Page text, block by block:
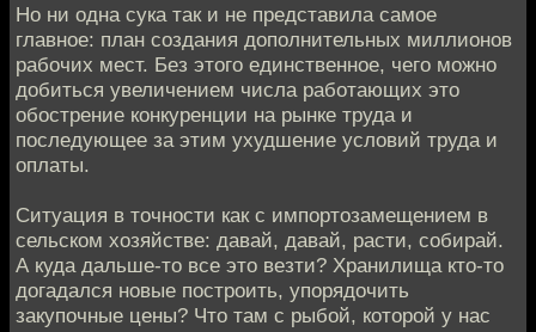
Но ни одна сука так и не представила самое
главное: план создания дополнительных миллионов
рабочих мест. Без этого единственное, чего можно
добиться увеличением числа работающих это
обострение конкуренции на рынке труда и
последующее за этим ухудшение условий труда и
оплаты.
Ситуация в точности как с импортозамещением в
сельском хозяйстве: давай, давай, расти, собирай.
А куда дальше-то все это везти? Хранилища кто-то
догадался новые построить, упорядочить
закупочные цены? Что там с рыбой, которой у нас